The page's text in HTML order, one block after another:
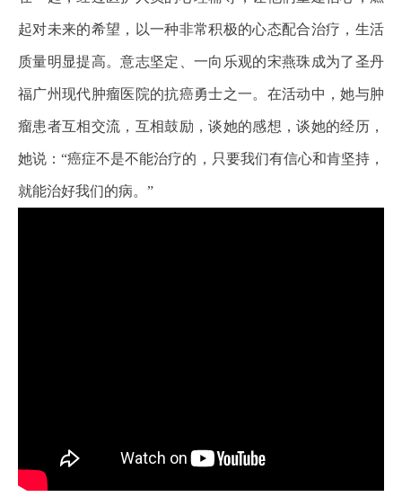
起对未来的希望，以一种非常积极的心态配合治疗，生活
质量明显提高。意志坚定、一向乐观的宋燕珠成为了圣丹
福广州现代肿瘤医院的抗癌勇士之一。在活动中，她与肿
瘤患者互相交流，互相鼓励，谈她的感想，谈她的经历，
她说：“癌症不是不能治疗的，只要我们有信心和肯坚持，
就能治好我们的病。”